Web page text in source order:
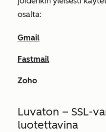
osalta:
Gmail
Fastmail
Zoho
Luvaton – SSL-
luotettavina